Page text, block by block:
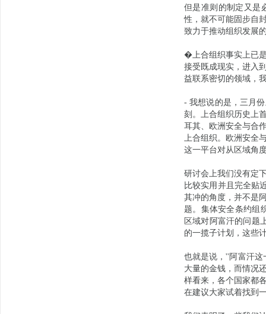
但是准则的制定又是
性，就不可能固步自
致力于推动组织发展
�上合组织事实上已
接受既成现实，进入
益联系密切的领域，
- 我想说的是，三月
刻。上合组织历史上
耳其、欧洲安全与合
上合组织。欧洲安全
这一平台对从区域角
研讨会上我们没有定
比较实用并且完全贴
其冲的角度，并不是
题。集体安全条约组
区域对阿富汗的问题
的一揽子计划，这些
也就是说，''阿富汗这
大量的金钱，而情况
样看来，各个国家都
在建议大家试着找到